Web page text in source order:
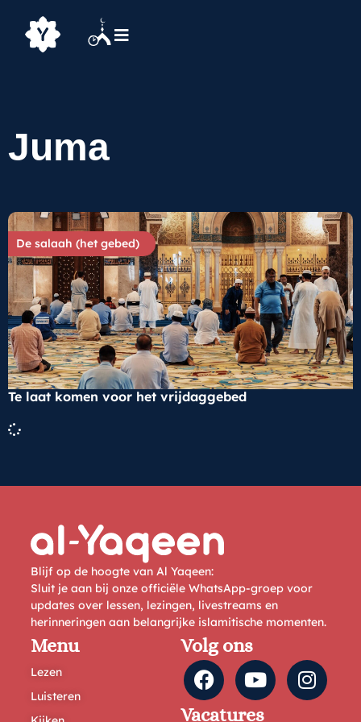
Juma
De salaah (het gebed)
Te laat komen voor het vrijdaggebed
Blijf op de hoogte van Al Yaqeen:
Sluit je aan bij onze officiële WhatsApp-groep voor
updates over lessen, lezingen, livestreams en
herinneringen aan belangrijke islamitische momenten.
Menu
Lezen
Luisteren
Volg ons
Vacatures